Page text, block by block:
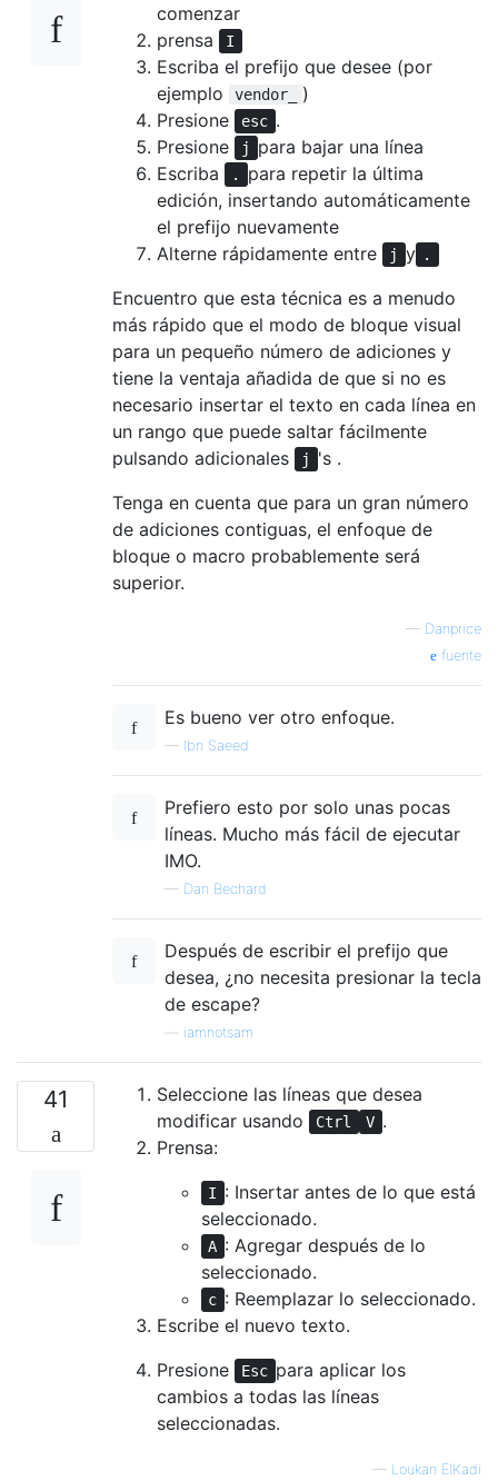
comenzar
prensa
I
Escriba el prefijo que desee (por
ejemplo
vendor_
)
Presione
esc .
Presione
j
para bajar una línea
Escriba
.
para repetir la última
edición, insertando automáticamente
el prefijo nuevamente
Alterne rápidamente entre
j y .
Encuentro que esta técnica es a menudo
más rápido que el modo de bloque visual
para un pequeño número de adiciones y
tiene la ventaja añadida de que si no es
necesario insertar el texto en cada línea en
un rango que puede saltar fácilmente
pulsando adicionales
j
's .
Tenga en cuenta que para un gran número
de adiciones contiguas, el enfoque de
bloque o macro probablemente será
superior.
— Danprice
fuente
Es bueno ver otro enfoque.
— Ibn Saeed
Prefiero esto por solo unas pocas
líneas. Mucho más fácil de ejecutar
IMO.
— Dan Bechard
Después de escribir el prefijo que
desea, ¿no necesita presionar la tecla
de escape?
iamnotsam
41
Seleccione las líneas que desea
modificar usando
Ctrl V .
Prensa:
I : Insertar antes de lo que está
seleccionado.
A : Agregar después de lo
seleccionado.
c : Reemplazar lo seleccionado.
Escribe el nuevo texto.
Presione
Esc para aplicar los
cambios a todas las líneas
seleccionadas.
— Loukan ElKadi